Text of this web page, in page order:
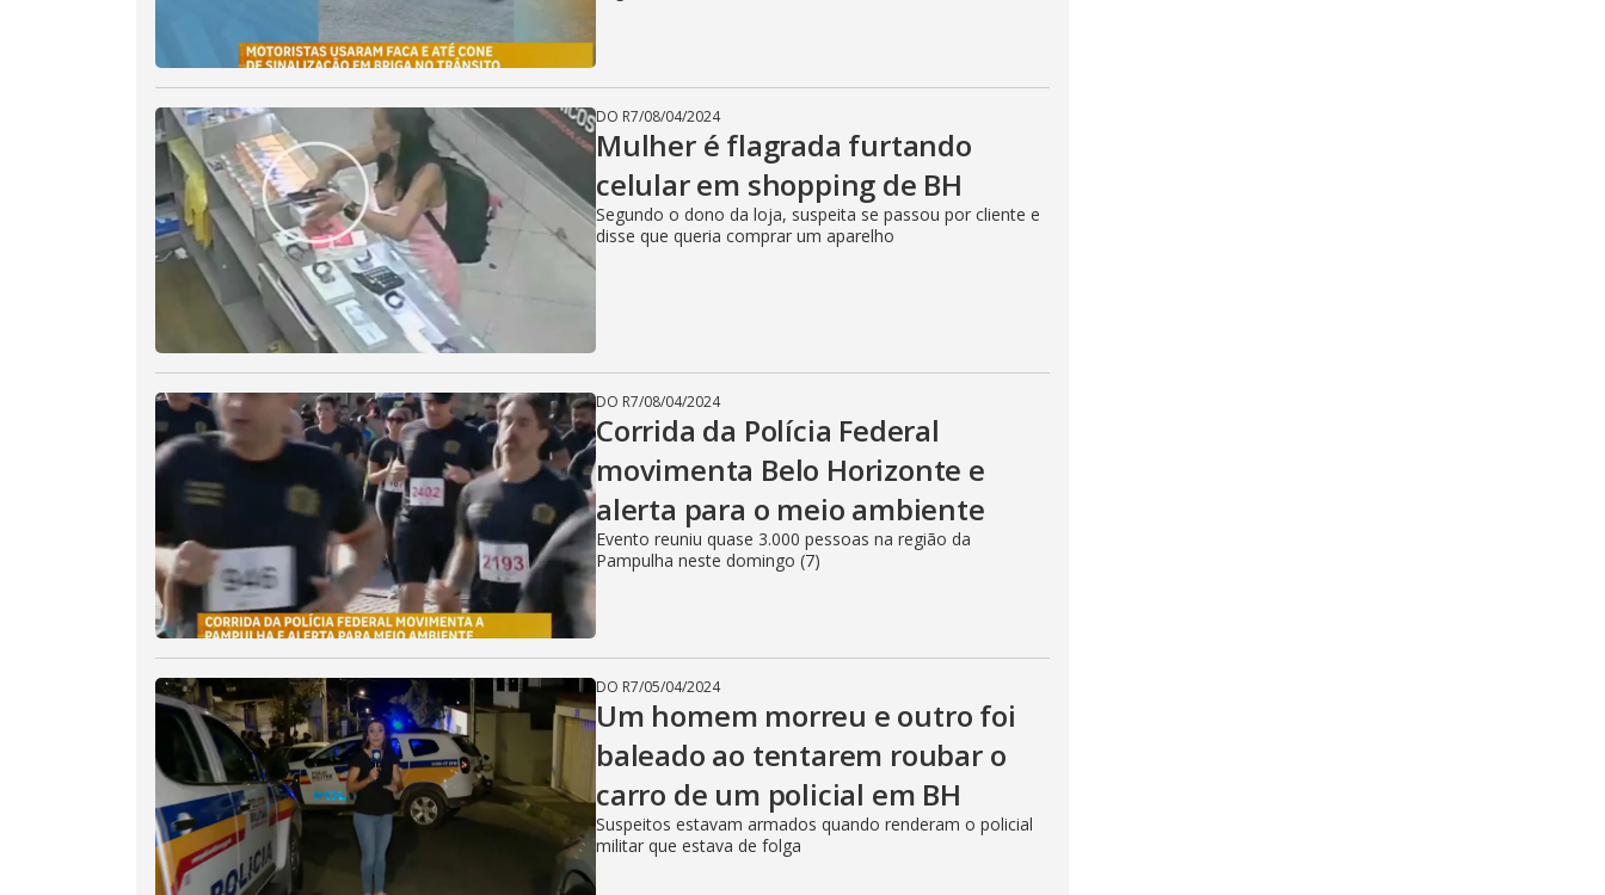
DO R7/08/04/2024
Mulher é flagrada furtando
celular em shopping de BH
Segundo o dono da loja, suspeita se passou por cliente e
disse que queria comprar um aparelho
DO R7/08/04/2024
Corrida da Polícia Federal
movimenta Belo Horizonte e
alerta para o meio ambiente
Evento reuniu quase 3.000 pessoas na região da
Pampulha neste domingo (7)
DO R7/05/04/2024
Um homem morreu e outro foi
baleado ao tentarem roubar o
carro de um policial em BH
Suspeitos estavam armados quando renderam o policial
militar que estava de folga